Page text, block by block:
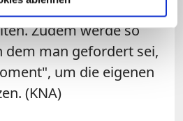
Begegnung mit
Zudem werde so
dem man gefordert sei,
um die eigenen
(KNA)